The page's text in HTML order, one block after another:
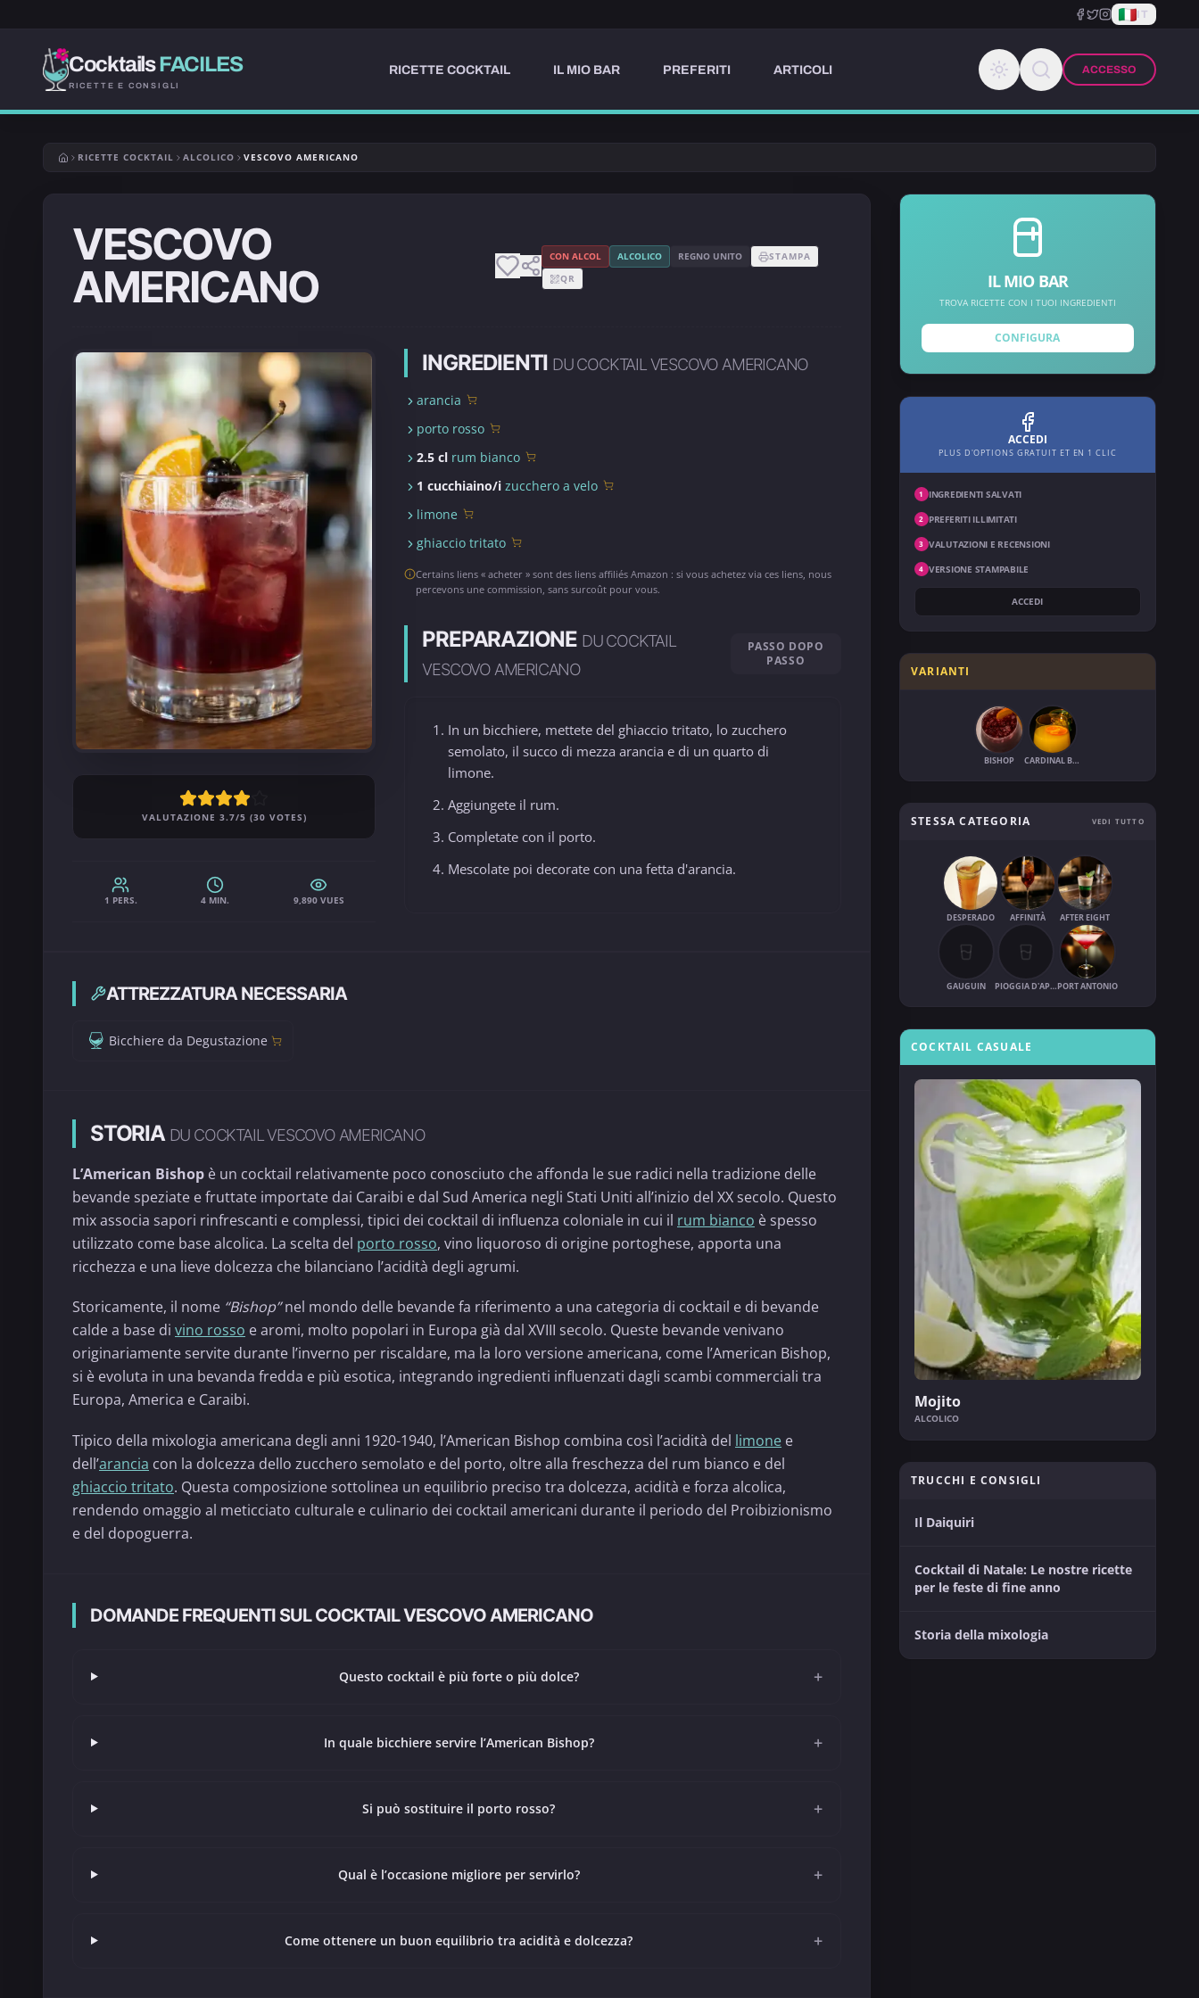
IT
CocktailsFACILES
RICETTE E CONSIGLI
RICETTE COCKTAIL IL MIO BAR PREFERITI ARTICOLI ACCESSO
RICETTE COCKTAIL ALCOLICO VESCOVO AMERICANO
VESCOVO
AMERICANO
CON ALCOL ALCOLICO REGNO UNITO
STAMPA
QR
VALUTAZIONE 3.7/5 (30 VOTES)
1 PERS. 4 MIN. 9,890 VUES
INGREDIENTI DU COCKTAIL VESCOVO AMERICANO
arancia
porto rosso
2.5 cl rum bianco
1 cucchiaino/izucchero a velo
limone
ghiaccio tritato
Certains liens « acheter » sont des liens affiliés Amazon : si vous achetez via ces liens, nous
percevons une commission, sans surcoût pour vous.
PREPARAZIONE DU COCKTAIL
VESCOVO AMERICANO
PASSO DOPO
PASSO
In un bicchiere, mettete del ghiaccio tritato, lo zucchero
semolato, il succo di mezza arancia e di un quarto di
limone.
Aggiungete il rum.
Completate con il porto.
Mescolate poi decorate con una fetta d'arancia.
ATTREZZATURA NECESSARIA
Bicchiere da Degustazione
STORIA DU COCKTAIL VESCOVO AMERICANO
L’American Bishop è un cocktail relativamente poco conosciuto che affonda le sue radici nella tradizione delle
bevande speziate e fruttate importate dai Caraibi e dal Sud America negli Stati Uniti all’inizio del XX secolo. Questo
mix associa sapori rinfrescanti e complessi, tipici dei cocktail di influenza coloniale in cui il rum bianco è spesso
utilizzato come base alcolica. La scelta del porto rosso, vino liquoroso di origine portoghese, apporta una
ricchezza e una lieve dolcezza che bilanciano l’acidità degli agrumi.
Storicamente, il nome “Bishop”nel mondo delle bevande fa riferimento a una categoria di cocktail e di bevande
calde a base di vino rosso e aromi, molto popolari in Europa già dal XVIII secolo. Queste bevande venivano
originariamente servite durante l’inverno per riscaldare, ma la loro versione americana, come l’American Bishop,
si è evoluta in una bevanda fredda e più esotica, integrando ingredienti influenzati dagli scambi commerciali tra
Europa, America e Caraibi.
Tipico della mixologia americana degli anni 1920-1940, l’American Bishop combina così l’acidità del limone e
dell’arancia con la dolcezza dello zucchero semolato e del porto, oltre alla freschezza del rum bianco e del
ghiaccio tritato. Questa composizione sottolinea un equilibrio preciso tra dolcezza, acidità e forza alcolica,
rendendo omaggio al meticciato culturale e culinario dei cocktail americani durante il periodo del Proibizionismo
e del dopoguerra.
DOMANDE FREQUENTI SUL COCKTAIL VESCOVO AMERICANO
Questo cocktail è più forte o più dolce? +
In quale bicchiere servire l’American Bishop? +
Si può sostituire il porto rosso? +
Qual è l’occasione migliore per servirlo? +
Come ottenere un buon equilibrio tra acidità e dolcezza? +
IL MIO BAR
TROVA RICETTE CON I TUOI INGREDIENTI
CONFIGURA
ACCEDI
PLUS D'OPTIONS GRATUIT ET EN 1 CLIC
1 INGREDIENTI SALVATI
2 PREFERITI ILLIMITATI
3 VALUTAZIONI E RECENSIONI
4 VERSIONE STAMPABILE
ACCEDI
VARIANTI
BISHOP CARDINAL BISHOP
STESSA CATEGORIA VEDI TUTTO
DESPERADO AFFINITÀ AFTER EIGHT
GAUGUIN PIOGGIA D'APRILEPORT ANTONIO
COCKTAIL CASUALE
Mojito
ALCOLICO
TRUCCHI E CONSIGLI
Il Daiquiri
Cocktail di Natale: Le nostre ricette
per le feste di fine anno
Storia della mixologia